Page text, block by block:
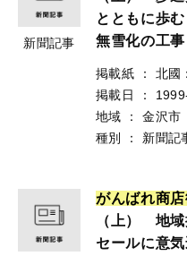
新聞記事
とともに歩
無雪化の工事
掲載紙 ：
北國
掲載日
：
地域
：
金沢市
種別
： 新聞記
がんばれ商店
（上） 地
セールに意